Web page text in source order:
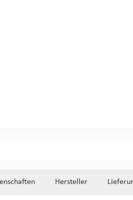
Hersteller